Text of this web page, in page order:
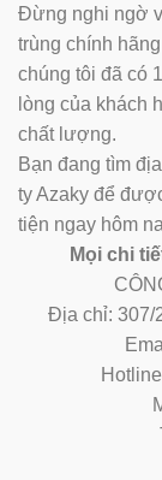
Đừng nghi ngờ
trùng chính
chúng tôi đã có
lòng của khách
chất lượng.
Bạn đang tìm
ty Azaky để
tiện ngay hôm
Mọi chi
Địa chỉ: 307/